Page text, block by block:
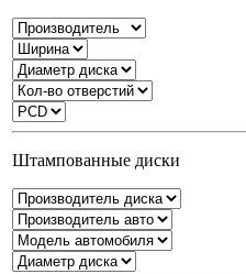
Штампованные диски